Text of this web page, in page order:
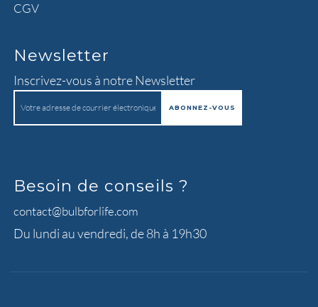
CGV
Newsletter
Inscrivez-vous à notre Newsletter
Besoin de conseils ?
contact@bulbforlife.com
Du lundi au vendredi, de 8h à 19h30